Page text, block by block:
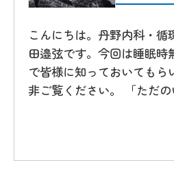
こんにちは。丹野内科・循
田邉弦です。今回は睡眠時
で皆様に知っておいてもら
非ご覧ください。 「ただ